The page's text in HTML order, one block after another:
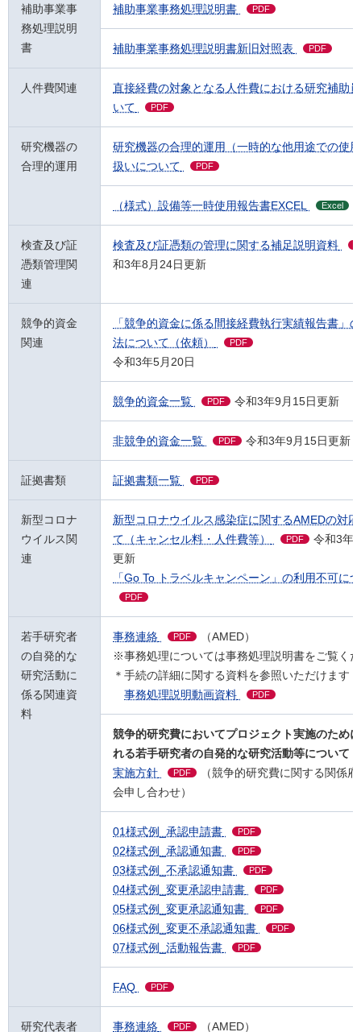
補助事業事
務処理説明
書
補助事業事務処理説明書 PDF
補助事業事務処理説明書新旧対照表 PDF
人件費関連
直接経費の対象となる人件費における研究補助
いて
PDF
研究機器の
合理的運用
研究機器の合理的運用（一時的な他用途での使
扱いについて
PDF
（様式）設備等一時使用報告書EXCEL Excel
検査及び証
憑類管理関
連
検査及び証憑類の管理に関する補足説明資料
和3年8月24日更新
競争的資金
関連
「競争的資金に係る間接経費執行実績報告書」
法について（依頼）
PDF
令和3年5月20日
競争的資金一覧 PDF 令和3年9月15日更新
非競争的資金一覧 PDF 令和3年9月15日更新
証拠書類 証拠書類一覧 PDF
新型コロナ
ウイルス関
連
新型コロナウイルス感染症に関するAMEDの対
て（キャンセル料・人件費等）
PDF
令和3年
更新
「Go To トラベルキャンペーン」の利用不可に
PDF
若手研究者
の自発的な
研究活動に
係る関連資
料
事務連絡 PDF
（AMED）
※事務処理については事務処理説明書をご覧く
＊手続の詳細に関する資料を参照いただけます
事務処理説明動画資料
PDF
競争的研究費においてプロジェクト実施のため
れる若手研究者の自発的な研究活動等について
実施方針
PDF
（競争的研究費に関する関係
会申し合わせ）
01様式例_承認申請書 PDF
02様式例_承認通知書 PDF
03様式例_不承認通知書 PDF
04様式例_変更承認申請書 PDF
05様式例_変更承認通知書 PDF
06様式例_変更不承認通知書 PDF
07様式例_活動報告書 PDF
FAQ PDF
研究代表者 事務連絡 PDF （AMED）